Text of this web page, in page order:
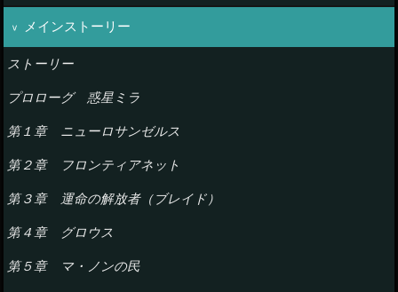
メインストーリー
ストーリー
プロローグ 惑星ミラ
第１章 ニューロサンゼルス
第２章 フロンティアネット
第３章 運命の解放者（ブレイド）
第４章 グロウス
第５章 マ・ノンの民